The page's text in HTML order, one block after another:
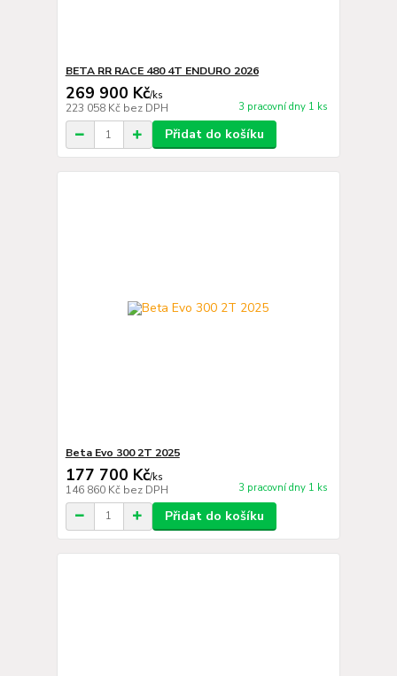
BETA RR RACE 480 4T ENDURO 2026
269 900 Kč/ks
223 058 Kč bez DPH 3 pracovní dny 1 ks
Přidat do košíku
Beta Evo 300 2T 2025
177 700 Kč/ks
146 860 Kč bez DPH 3 pracovní dny 1 ks
Přidat do košíku